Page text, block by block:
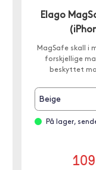
Elago
MagSafe skall i
forskjellige
beskyttet
Beige
På lager,